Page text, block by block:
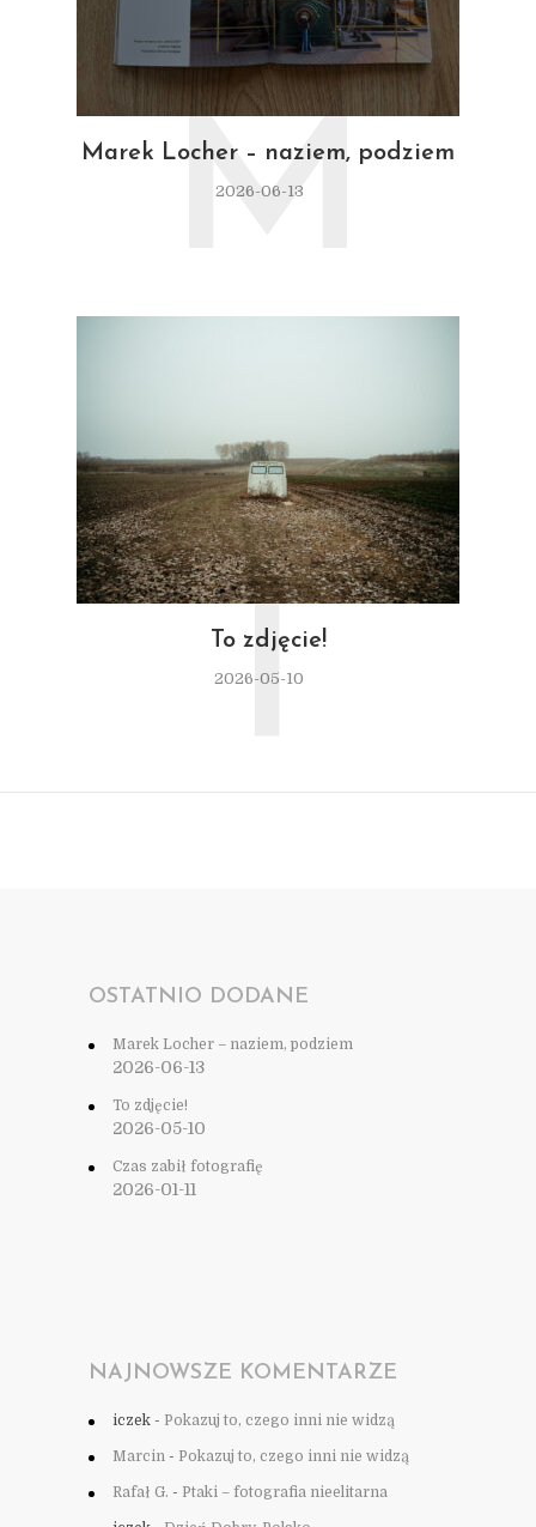
Marek Locher – naziem, podziem
2026-06-13
M
To zdjęcie!
2026-05-10
T
OSTATNIO DODANE
Marek Locher – naziem, podziem
2026-06-13
To zdjęcie!
2026-05-10
Czas zabił fotografię
2026-01-11
NAJNOWSZE KOMENTARZE
iczek - Pokazuj to, czego inni nie widzą
Marcin - Pokazuj to, czego inni nie widzą
Rafał G. - Ptaki – fotografia nieelitarna